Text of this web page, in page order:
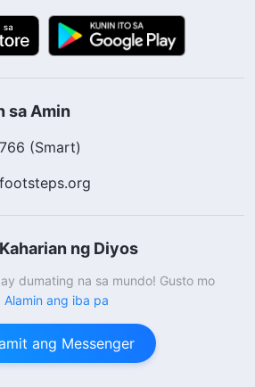
sa Amin
(Smart)
ng Diyos
dumating na sa mundo! Gusto mo
Alamin ang iba pa
ang Messenger